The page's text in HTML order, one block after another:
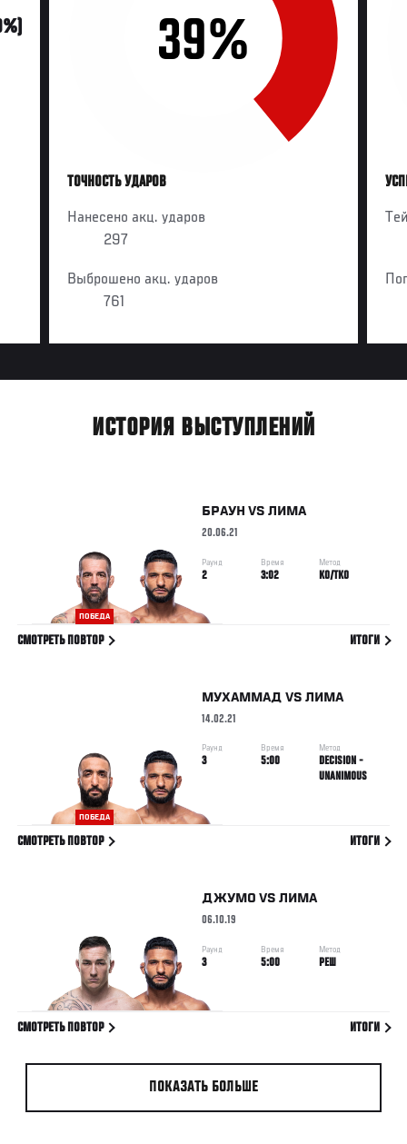
39%
ТОЧНОСТЬ УДАРОВ
Нанесено акц. ударов
297
Выброшено акц. ударов
761
ИСТОРИЯ ВЫСТУПЛЕНИЙ
ПОБЕДА
БРАУН VS ЛИМА
20.06.21
Раунд
2
Время
3:02
Метод
KO/TKO
СМОТРЕТЬ ПОВТОР ИТОГИ
ПОБЕДА
МУХАММАД VS ЛИМА
14.02.21
Раунд
3
Время
5:00
Метод
DECISION -
UNANIMOUS
СМОТРЕТЬ ПОВТОР ИТОГИ
ДЖУМО VS ЛИМА
06.10.19
Раунд
3
Время
5:00
Метод
РЕШ
СМОТРЕТЬ ПОВТОР ИТОГИ
ПОКАЗАТЬ БОЛЬШЕ